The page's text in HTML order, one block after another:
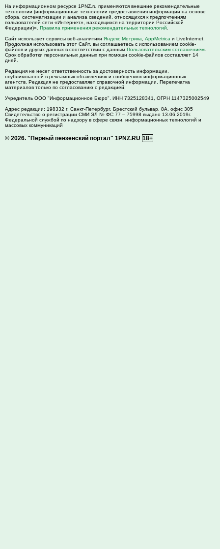
На информационном ресурсе 1PNZ.ru применяются внешние рекомендательные
технологии (информационные технологии предоставления информации на основе
сбора, систематизации и анализа сведений, относящихся к предпочтениям
пользователей сети «Интернет», находящихся на территории Российской
Федерации)». Правила применения рекомендательных технологий
Сайт использует сервисы веб-аналитики Яндекс Метрика AppMetrica и LiveInternet.
Продолжая использовать этот Сайт, вы соглашаетесь с использованием cookie-
файлов и других данных в соответствии с данным Пользовательским соглашением
Срок обработки персональных данных при помощи cookie-файлов составляет 14
дней.
Редакция не несет ответственность за достоверность информации,
опубликованной в рекламных объявлениях и сообщениях информационных
агентств. Редакция не предоставляет справочной информации. Перепечатка
материалов только по согласованию с редакцией.
Учредитель ООО "Информационное Бюро". ИНН 7325128341, ОГРН 1147325002549
Адрес редакции: 198332 г. Санкт-Петербург, Брестский бульвар, 8А, офис 305
Свидетельство о регистрации СМИ ЭЛ № ФС 77 – 75998 выдано 13.06.2019г.
Федеральной службой по надзору в сфере связи, информационных технологий и
массовых коммуникаций
© 2026. "Первый пензенский портал" 1PNZ.RU 18+